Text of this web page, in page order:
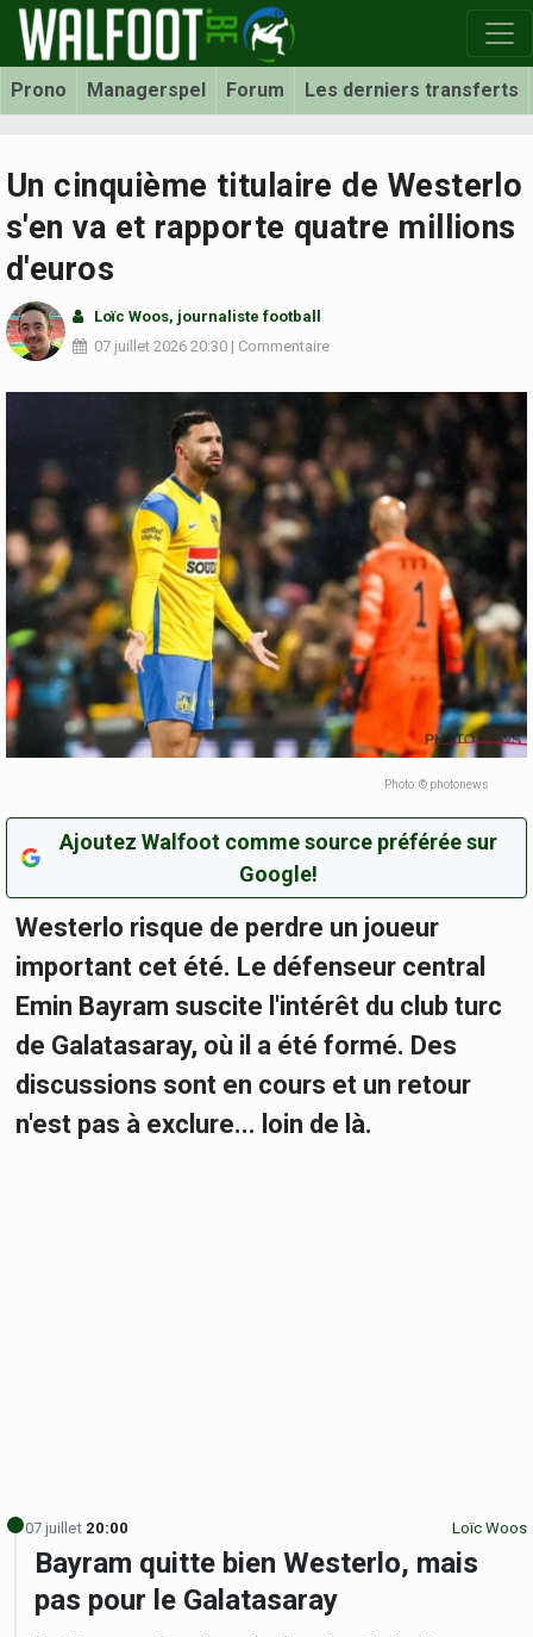
Prono Managerspel Forum Les derniers transferts
Un cinquième titulaire de Westerlo
s'en va et rapporte quatre millions
d'euros
Loïc Woos, journaliste football
07 juillet 2026 20:30 | Commentaire
Photo: © photonews
Ajoutez Walfoot comme source préférée sur
Google!
Westerlo risque de perdre un joueur
important cet été. Le défenseur central
Emin Bayram suscite l'intérêt du club turc
de Galatasaray, où il a été formé. Des
discussions sont en cours et un retour
n'est pas à exclure... loin de là.
07 juillet 20:00 Loïc Woos
Bayram quitte bien Westerlo, mais
pas pour le Galatasaray